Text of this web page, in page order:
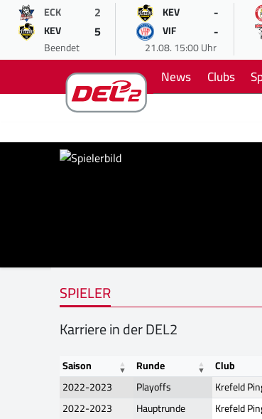
ECK 2
KEV 5
Beendet
KEV -
VIF -
21.08. 15:00 Uhr
News Clubs
SPIELER
Karriere in der DEL2
Saison Runde Club
2022-2023
Playoffs Krefeld
2022-2023
Hauptrunde Krefeld